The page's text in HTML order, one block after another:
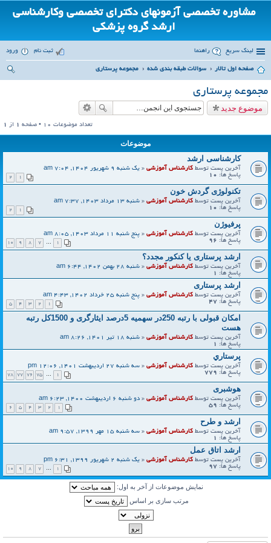
مشاوره تخصصی آزمونهای دکترای تخصصی وکارشناسی
ارشد گروه پزشکی
لینک سریع راهنما ورود ثبت نام
صفحه اول تالار سوالات طبقه بندی شده مجموعه پرستاری
مجموعه پرستاری
موضوع جدید
تعداد موضوعات 10 • صفحه 1 از 1
موضوعات
کارشناسی ارشد
آخرین پست توسط کارشناس آموزشی « یک شنبه 9 شهریور 1404, 7:04 am
پاسخ ها: 10
1
2
تکنولوژی گردش خون
آخرین پست توسط کارشناس آموزشی « شنبه 13 مرداد 1403, 7:37 am
پاسخ ها: 10
1
2
پرفیوژن
آخرین پست توسط کارشناس آموزشی « پنج شنبه 11 مرداد 1403, 8:05 am
پاسخ ها: 96
1
…
7
8
9
10
ارشد پرستاری یا کنکور مجدد؟
آخرین پست توسط کارشناس آموزشی « شنبه 28 بهمن 1402, 6:44 am
پاسخ ها: 1
ارشد پرستاری
آخرین پست توسط کارشناس آموزشی « پنج شنبه 25 خرداد 1402, 4:43 am
پاسخ ها: 47
1
2
3
4
5
امکان قبولی با رتبه 250در سهمیه 5درصد ایثارگری و 1500کل رتبه
هست
آخرین پست توسط کارشناس آموزشی « شنبه 18 تیر 1401, 8:26 am
پاسخ ها: 1
پرستاري
آخرین پست توسط کارشناس آموزشی « سه شنبه 27 اردیبهشت 1401, 12:06 pm
پاسخ ها: 779
1
…
75
76
77
78
هوشبری
آخرین پست توسط کارشناس آموزشی « دو شنبه 6 اردیبهشت 1400, 6:23 am
پاسخ ها: 59
1
2
3
4
5
6
ارشد و طرح
آخرین پست توسط کارشناس آموزشی « سه شنبه 15 مهر 1399, 9:57 am
پاسخ ها: 1
ارشد اتاق عمل
آخرین پست توسط کارشناس آموزشی « یک شنبه 2 شهریور 1399, 6:31 pm
پاسخ ها: 97
1
…
7
8
9
10
نمایش موضوعات از آخر به اول:
مرتب سازی بر اساس